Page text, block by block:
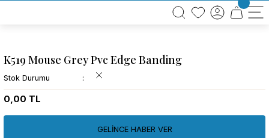
BÜTÜN ALIŞVERİŞLERİNİZDE KARGO BEDAVA!
TÜRKİYE GENELİNDE 10.000 MÜŞTERİ REFERANSI
K519 Mouse Grey Pvc Edge Banding
Stok Durumu
0,00 TL
GELİNCE HABER VER